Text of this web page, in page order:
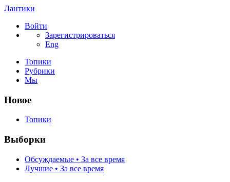
Лантики
Войти
Зарегистрироваться
Eng
Топики
Рубрики
Мы
Новое
Топики
Выборки
Обсуждаемые • За все время
Лучшие • За все время